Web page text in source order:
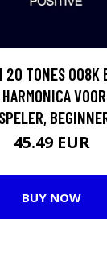
20 TONES 008K
45.49 EUR
BUY NOW